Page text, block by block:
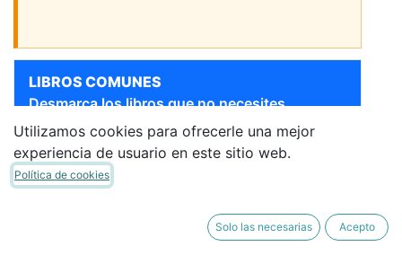
LIBROS COMUNES
Desmarca los libros que no necesites.
[9788414044315] 3 AÑOS
Sigue bajando para ver más libros
Utilizamos cookies para ofrecerle una mejor
experiencia de usuario en este sitio web.
Política de cookies
Solo las necesarias Acepto